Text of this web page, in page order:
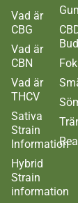
Vad är
CBG
Vad är
CBN
Vad är
THCV
Sativa
Strain
Information
Hybrid
Strain
information